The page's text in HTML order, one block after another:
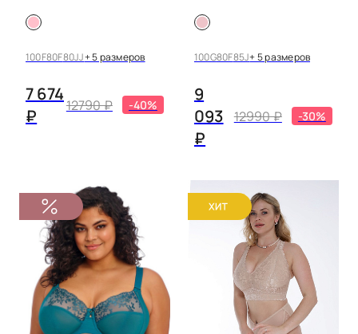
100F80F80JJ+ 5 размеров
7 674
₽
12790 ₽ -40%
100G80F85J+ 5 размеров
9
093
₽
12990 ₽ -30%